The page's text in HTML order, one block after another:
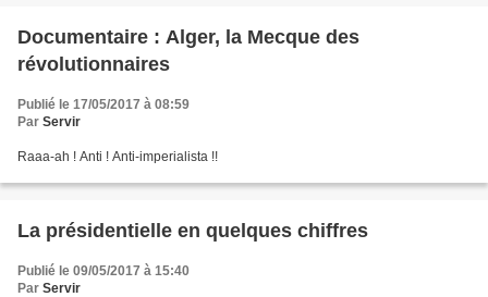
Documentaire : Alger, la Mecque des
révolutionnaires
Publié le 17/05/2017 à 08:59
Par Servir
Raaa-ah ! Anti ! Anti-imperialista !!
La présidentielle en quelques chiffres
Publié le 09/05/2017 à 15:40
Par Servir